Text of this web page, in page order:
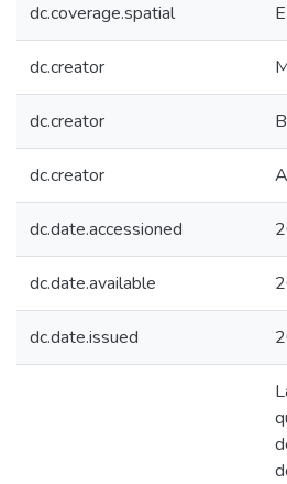
dc.coverage.spatial
dc.creator
dc.creator
dc.creator
dc.date.accessioned
dc.date.available
dc.date.issued